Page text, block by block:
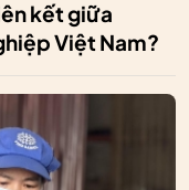
kết giữa
Việt Nam?